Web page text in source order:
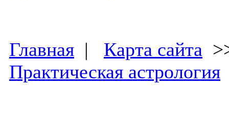
Главная | Карта сайта
Практическая астрология